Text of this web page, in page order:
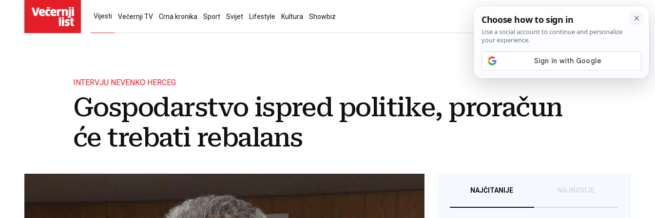
Vijesti Večernji TV Crna kronika Sport Svijet Lifestyle Kultura Showbiz
INTERVJU NEVENKO HERCEG
Gospodarstvo ispred politike, proračun
će trebati rebalans
NAJČITANIJE NAJNOVIJE